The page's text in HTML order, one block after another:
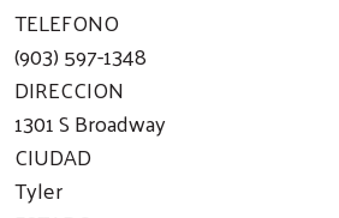
TELEFONO
(903) 597-1348
DIRECCION
1301 S Broadway
CIUDAD
Tyler